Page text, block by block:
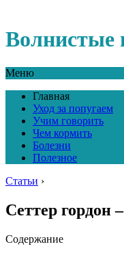
Волнистые
Меню
Главная
Уход за попугаем
Учим говорить
Чем кормить
Болезни
Полезное
Статьи ›
Сеттер гордон
Содержание